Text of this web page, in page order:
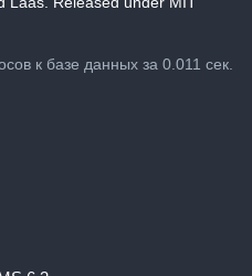
к базе данных за 0.011 сек.